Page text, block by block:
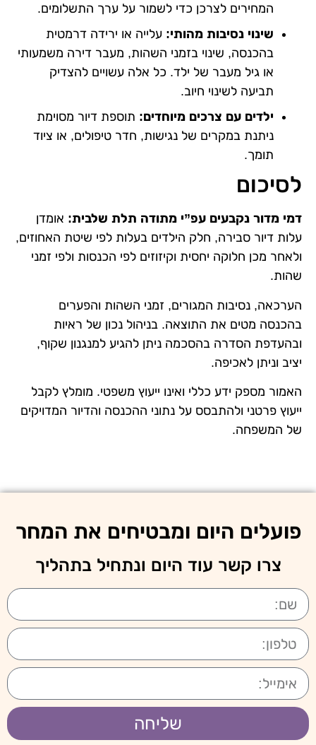
המחירים לצרכן כדי לשמור על ערך התשלומים.
שינוי נסיבות מהותי: עלייה או ירידה דרמטית
בהכנסה, שינוי בזמני השהות, מעבר דירה משמעותי
או גיל מעבר של ילד. כל אלה עשויים להצדיק
תביעה לשינוי חיוב.
ילדים עם צרכים מיוחדים: תוספת דיור מסוימת
ניתנת במקרים של נגישות, חדר טיפולים, או ציוד
תומך.
לסיכום
דמי מדור נקבעים עפ”י מתודה תלת שלבית: אומדן
עלות דיור סבירה, חלק הילדים בעלות לפי שיטת האחוזים,
ולאחר מכן חלוקה יחסית וקיזוזים לפי הכנסות ולפי זמני
שהות.
הערכאה, נסיבות המגורים, זמני השהות והפערים
בהכנסה מטים את התוצאה. בניהול נכון של ראיות
ובהעדפת הסדרה בהסכמה ניתן להגיע למנגנון שקוף,
יציב וניתן לאכיפה.
האמור מספק ידע כללי ואינו ייעוץ משפטי. מומלץ לקבל
ייעוץ פרטני ולהתבסס על נתוני ההכנסה והדיור המדויקים
של המשפחה.
פועלים היום ומבטיחים את המחר
צרו קשר עוד היום ונתחיל בתהליך
שליחה